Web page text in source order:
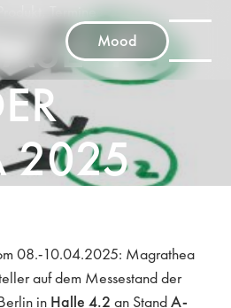
Mood
Termine
4
2025
08.-10.04.2025: Magrathea
auf dem Messestand der
in Halle 4.2 an StandA-